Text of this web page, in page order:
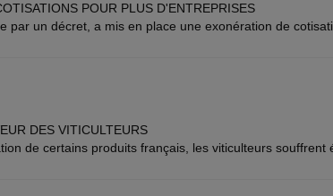
POUR PLUS D'ENTREPRISES
par un décret, a mis en place une exonération de
DES VITICULTEURS
de certains produits français, les viticulteurs souffrent